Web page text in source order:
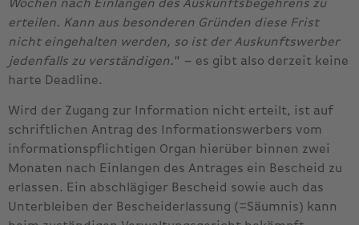
Wochen nach Einlangen des Auskunftsbegehrens zu
erteilen. Kann aus besonderen Gründen diese Frist
nicht eingehalten werden, so ist der Auskunftswerber
jedenfalls zu verständigen.“ – es gibt also derzeit keine
harte Deadline.
Wird der Zugang zur Information nicht erteilt, ist auf
schriftlichen Antrag des Informationswerbers vom
informationspflichtigen Organ hierüber binnen zwei
Monaten nach Einlangen des Antrages ein Bescheid zu
erlassen. Ein abschlägiger Bescheid sowie auch das
Unterbleiben der Bescheiderlassung (=Säumnis) kann